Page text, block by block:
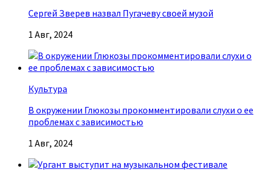
Сергей Зверев назвал Пугачеву своей музой
1 Авг, 2024
Культура
В окружении Глюкозы прокомментировали слухи о ее
проблемах с зависимостью
1 Авг, 2024